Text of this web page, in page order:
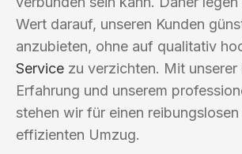
Wert darauf, unseren Kunden
anzubieten, ohne auf qualitativ
Service zu verzichten. Mit unserer
Erfahrung und unserem
stehen wir für einen reibungslosen
effizienten Umzug.